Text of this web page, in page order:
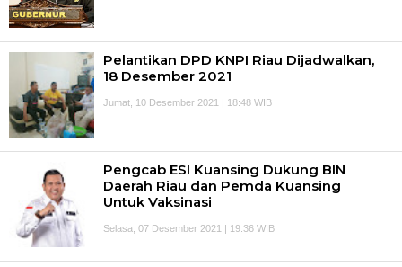
Pelantikan DPD KNPI Riau Dijadwalkan,
18 Desember 2021
Jumat, 10 Desember 2021 | 18:48 WIB
Pengcab ESI Kuansing Dukung BIN
Daerah Riau dan Pemda Kuansing
Untuk Vaksinasi
Selasa, 07 Desember 2021 | 19:36 WIB